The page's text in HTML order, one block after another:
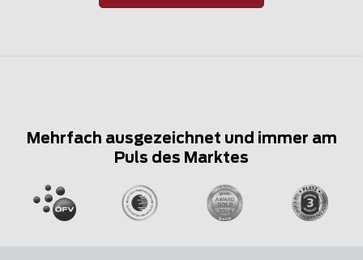
Mehrfach ausgezeichnet und immer am
Puls des Marktes